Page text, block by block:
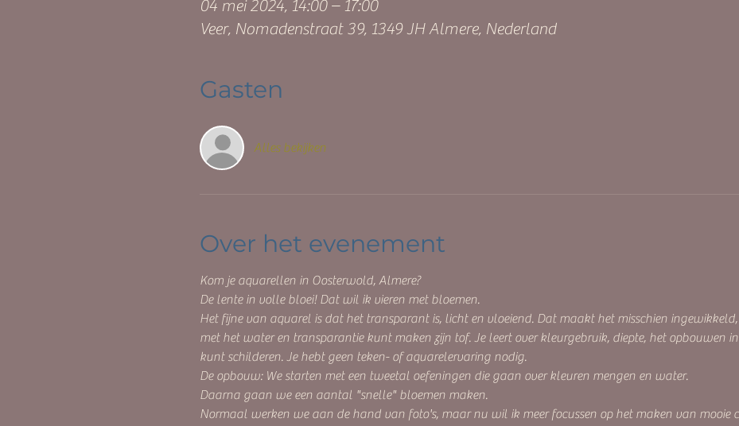
04 mei 2024, 14:00 – 17:00
Veer, Nomadenstraat 39, 1349 JH Almere, Nederland
Gasten
Alles bekijken
Over het evenement
Kom je aquarellen in Oosterwold, Almere?
De lente in volle bloei! Dat wil ik vieren met bloemen.
Het fijne van aquarel is dat het transparant is, licht en vloeiend. Dat maakt het misschien
met het water en transparantie kunt maken zijn tof. Je leert over kleurgebruik, diepte, het opbouwen
kunt schilderen. Je hebt geen teken- of aquarelervaring nodig.
De opbouw: We starten met een tweetal oefeningen die gaan over kleuren mengen en water.
Daarna gaan we een aantal "snelle" bloemen maken.
Normaal werken we aan de hand van foto's, maar nu wil ik meer focussen op het maken van mooie